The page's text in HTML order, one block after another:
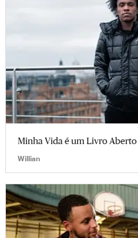
Minha Vida é um Livro Aberto
Willian